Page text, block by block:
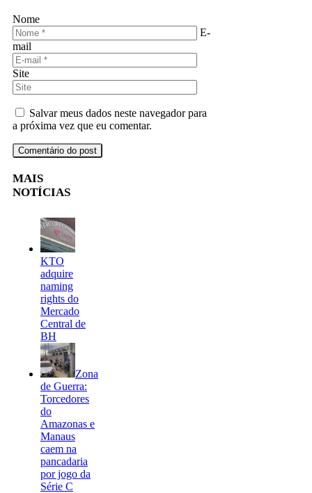
Nome
E-
mail
Site
Salvar meus dados neste navegador para
a próxima vez que eu comentar.
MAIS
NOTÍCIAS
KTO
adquire
naming
rights do
Mercado
Central de
BH
Zona
de Guerra:
Torcedores
do
Amazonas e
Manaus
caem na
pancadaria
por jogo da
Série C